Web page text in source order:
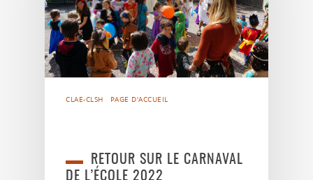
CLAE-CLSH PAGE D'ACCUEIL
RETOUR SUR LE CARNAVAL
DE L’ÉCOLE 2022